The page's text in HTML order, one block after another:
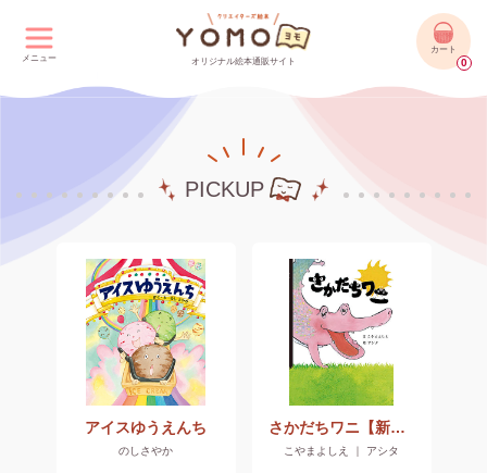
メニュー オリジナル絵本通販サイト
カート
0
PICKUP
アイスゆうえんち
のしさやか
さかだちワニ【新装版】
こやまよしえ ｜ アシタ